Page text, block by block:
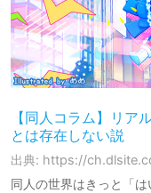
【同人コラム】リア
とは存在しない説
出典: https://
同人の世界はきっと「